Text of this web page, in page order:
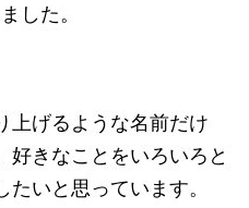
した。
上げるような名前だけ
好きなことをいろいろと
いと思っています。